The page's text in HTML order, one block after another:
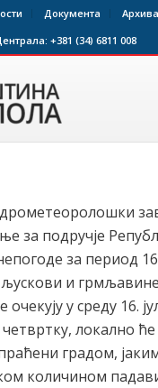
Документа
Архива
+381 (34) 6811 008
за подручје
за период 16.
и грмљавине
очекују у среду 16.
локално
градом,
количином